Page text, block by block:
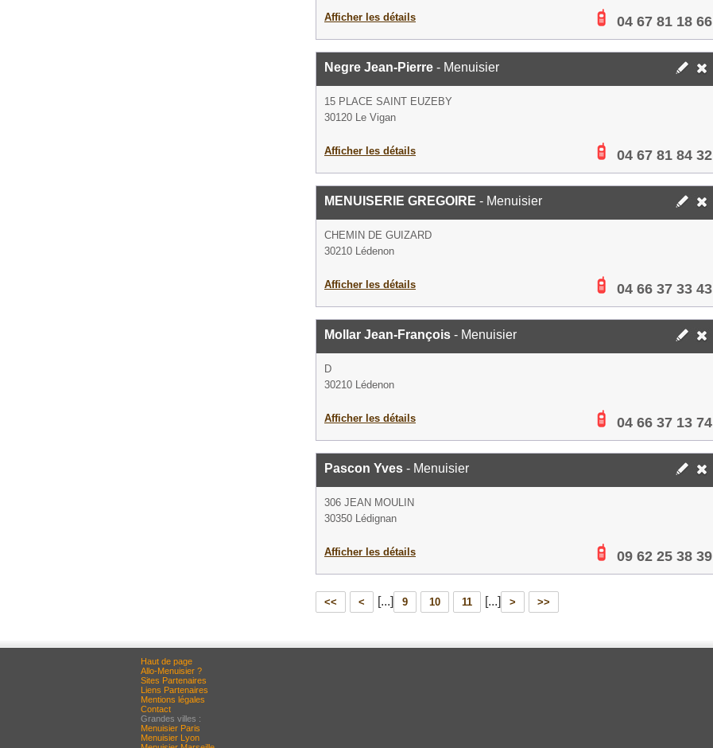
Afficher les détails 04 67 81 18 66
Negre Jean-Pierre - Menuisier
15 PLACE SAINT EUZEBY
30120 Le Vigan
Afficher les détails 04 67 81 84 32
MENUISERIE GREGOIRE - Menuisier
CHEMIN DE GUIZARD
30210 Lédenon
Afficher les détails 04 66 37 33 43
Mollar Jean-François - Menuisier
D
30210 Lédenon
Afficher les détails 04 66 37 13 74
Pascon Yves - Menuisier
306 JEAN MOULIN
30350 Lédignan
Afficher les détails 09 62 25 38 39
<< < [...] 9 10 11 [...] > >>
Haut de page
Allo-Menuisier ?
Sites Partenaires
Liens Partenaires
Mentions légales
Contact
Grandes villes :
Menuisier Paris
Menuisier Lyon